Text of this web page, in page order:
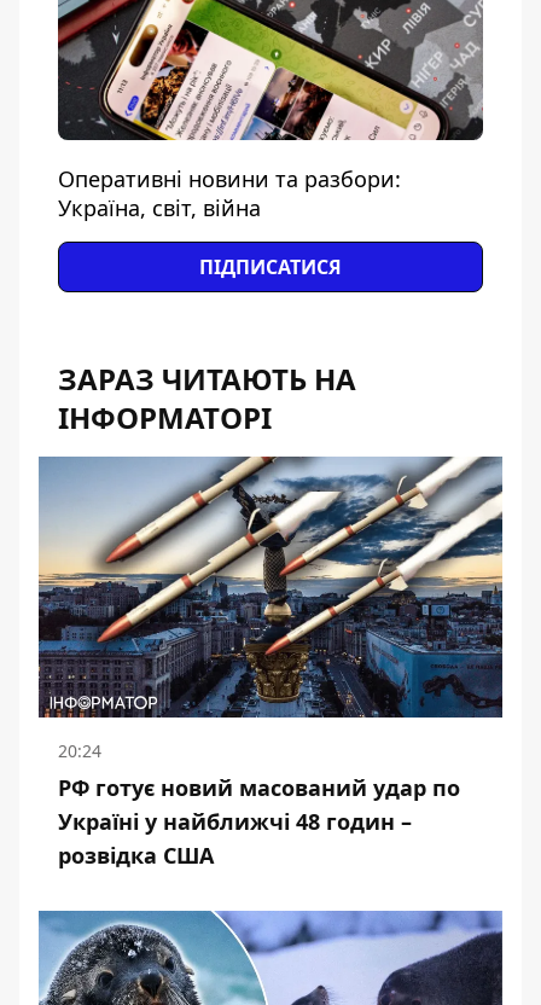
Оперативні новини та разбори:
Україна, світ, війна
ПІДПИСАТИСЯ
ЗАРАЗ ЧИТАЮТЬ НА
ІНФОРМАТОРІ
20:24
РФ готує новий масований удар по
Україні у найближчі 48 годин –
розвідка США